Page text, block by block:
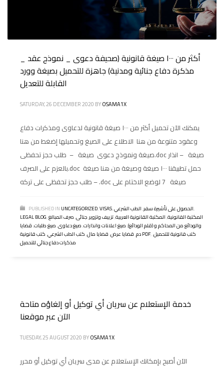
أكثر من ١٠٠٠ صيغة قانونية (صحيفة دعوى _ نموذج عقد _
مذكرة دفاع جنائية ومدنية) جاهزة للتحميل بصيغة وورد
القابلة للتعديل
SATURDAY, 26 DECEMBER 2020 BYOSAMA1X
يمكنك الآن تحميل أكثر من ١٠٠٠ صيغة قانونية لدعاوى ومذكرات دفاع
وعقود متنوعة من هنا الاطلاع على الصيغ وتحميلها إضغط من هنا
صيغة ونموذج دعوى صيغة – طلب حجز تحفظى.doc صيغة – انذار
بالعزم على الصرف.doc حمل تطبيقنا ١٠٠٠ صيغة وصيغة من هنا صيغة
– طلب حجز تحفظى على تركه.doc صيغة 7 لوضع الاختام على
PUBLISHED IN UNCATEGORIZED,VISAS, الحصول على تأشيرة سفر,الطب الشرعي
,
LEGAL BLOG, المكتبة القانونية,المكتبة القانونية العربية,تزييف وتزوير,جنائى,صرف المبالغ
والودائع من المحاكم و (قلم الودائع),صيغ اعلانات وانذارات,صيغ دعاوى,صيغ طلبات,قضايا
دم,قضايا عرض,قضايا مال,كتب الطب الشرعي, كتب قانونية PDF, كتب قانونية للتحميل,
مذكرات دفاع جنائي للتحميل
خدمة الإستعلام عن سريان أي توكيل أو إلغاؤه متاحة
الآن عبر موقعنا
TUESDAY, 25 AUGUST 2020 BYOSAMA1X
الآن أصبح بإمكانك الإستعلام عن مدى سريان أي توكيل أو محرر